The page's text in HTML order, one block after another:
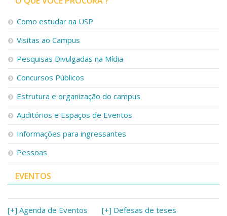
Bibliotecas
Apoio ao Estudante
Segurança, Trânsito e Prevenção
RH, Administrativo e Financeiro
Outros serviços
Comunicação
Assessorias e Mídias
Aplicativos e Sites
Jornal da USP
Agenda de Eventos
Defesa de Teses
Como estudar na USP
Visitas ao Campus
Pesquisas Divulgadas na Mídia
Concursos Públicos
Estrutura e organização do campus
Auditórios e Espaços de Eventos
Informações para ingressantes
Pessoas
EVENTOS
[+] Agenda de Eventos [+] Defesas de teses